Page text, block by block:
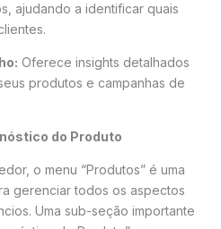
ajudando a identificar quais
Oferece insights detalhados
produtos e campanhas de
do Produto
o menu “Produtos” é uma
gerenciar todos os aspectos
Uma sub-seção importante